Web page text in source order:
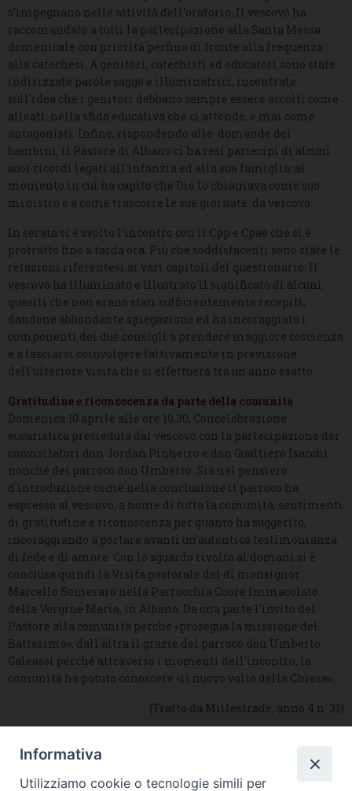
s'impegnano nelle attività dell'oratorio. Il vescovo ha
raccomandato a tutti la partecipazione alla Santa Messa
domenicale con priorità perfino di fronte alla frequenza
alla catechesi. A genitori, catechisti ed educatori sono state
indirizzate parole sagge e illuminatrici, incentrate
sull'idea che i genitori debbano sempre essere accolti come
alleati, nella sfida educativa che ci attende, e mai come
antagonisti. Infine, rispondendo alle domande dei
bambini, il Pastore di Albano ci ha resi partecipi di alcuni
suoi ricordi legati all'infanzia ed alla sua famiglia; al
momento in cui ha capito che Dio lo chiamava come suo
ministro e a come trascorre le sue giornate da vescovo.
In serata si è svolto l'incontro con il Cpp e Cpae che si è
protratto fino a tarda ora. Più che soddisfacenti sono state le
relazioni riferentesi ai vari capitoli del questionario. Il
vescovo ha illuminato e illustrato il significato di alcuni
quesiti che non erano stati sufficientemente recepiti,
dandone abbondante spiegazione ed ha incoraggiato i
componenti dei due consigli a prendere maggiore coscienza
e a lasciarsi coinvolgere fattivamente in previsione
dell'ulteriore visita che si effettuerà tra un anno esatto.
Gratitudine e riconoscenza da parte della comunità
Domenica 10 aprile alle ore 10.30, Concelebrazione
eucaristica presieduta dal vescovo con la partecipazione dei
convisitatori don Jordan Pinheiro e don Gualtiero Isacchi
nonché del parroco don Umberto. Sia nel pensiero
d'introduzione come nella conclusione il parroco ha
espresso al vescovo, a nome di tutta la comunità, sentimenti
di gratitudine e riconoscenza per quanto ha suggerito,
incoraggiando a portare avanti un'autentica testimonianza
di fede e di amore. Con lo sguardo rivolto al domani si è
conclusa quindi la Visita pastorale del di monsignor
Marcello Semeraro nella Parrocchia Cuore Immacolato
della Vergine Maria, in Albano. Da una parte l'invito del
Pastore alla comunità perché «prosegua la missione del
Battesimo», dall'altra il grazie del parroco don Umberto
Galeassi perché attraverso i momenti dell'incontro, la
comunità ha potuto conoscere «il nuovo volto della Chiesa».
(Tratto da Millestrade, anno 4 n. 31)
DIOCESI SUBURBICARIA DI ALBANO
Informativa
Utilizziamo cookie o tecnologie simili per